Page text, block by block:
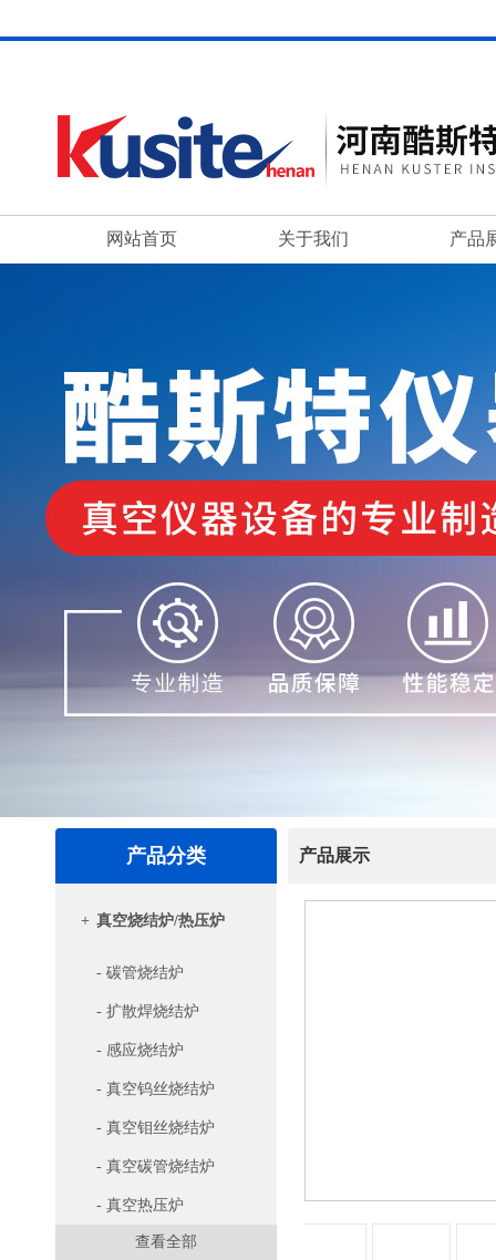
网站首页 关于我们 产品
产品分类
+ 真空烧结炉/热压炉
- 碳管烧结炉
- 扩散焊烧结炉
- 感应烧结炉
- 真空钨丝烧结炉
- 真空钼丝烧结炉
- 真空碳管烧结炉
- 真空热压炉
查看全部
产品展示